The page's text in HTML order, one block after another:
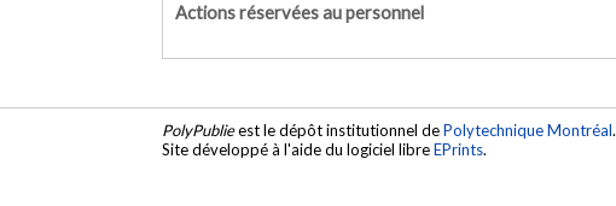
Actions réservées au personnel
PolyPublieest le dépôt institutionnel dePolytechnique Montréal.
Site développé à l'aide du logiciel libreEPrints.